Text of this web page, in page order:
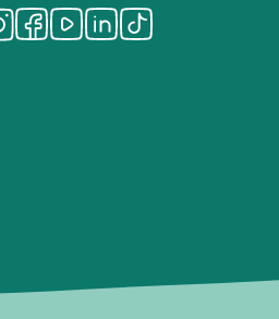
Facebook
Youtube
LinkedIn
Tiktok